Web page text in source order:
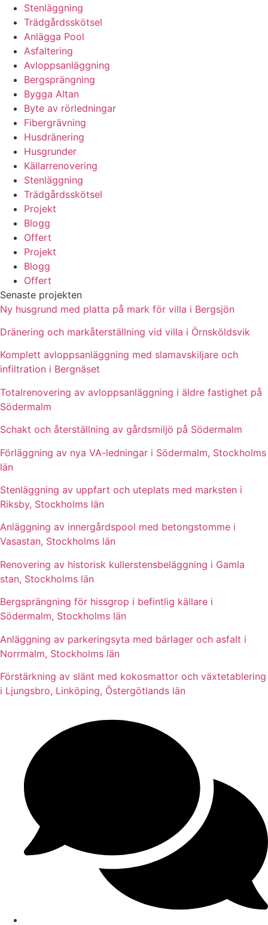
Stenläggning
Trädgårdsskötsel
Anlägga Pool
Asfaltering
Avloppsanläggning
Bergsprängning
Bygga Altan
Byte av rörledningar
Fibergrävning
Husdränering
Husgrunder
Källarrenovering
Stenläggning
Trädgårdsskötsel
Projekt
Blogg
Offert
Projekt
Blogg
Offert
Senaste projekten
Ny husgrund med platta på mark för villa i Bergsjön
Dränering och markåterställning vid villa i Örnsköldsvik
Komplett avloppsanläggning med slamavskiljare och
infiltration i Bergnäset
Totalrenovering av avloppsanläggning i äldre fastighet på
Södermalm
Schakt och återställning av gårdsmiljö på Södermalm
Förläggning av nya VA-ledningar i Södermalm, Stockholms
län
Stenläggning av uppfart och uteplats med marksten i
Riksby, Stockholms län
Anläggning av innergårdspool med betongstomme i
Vasastan, Stockholms län
Renovering av historisk kullerstensbeläggning i Gamla
stan, Stockholms län
Bergsprängning för hissgrop i befintlig källare i
Södermalm, Stockholms län
Anläggning av parkeringsyta med bärlager och asfalt i
Norrmalm, Stockholms län
Förstärkning av slänt med kokosmattor och växtetablering
i Ljungsbro, Linköping, Östergötlands län